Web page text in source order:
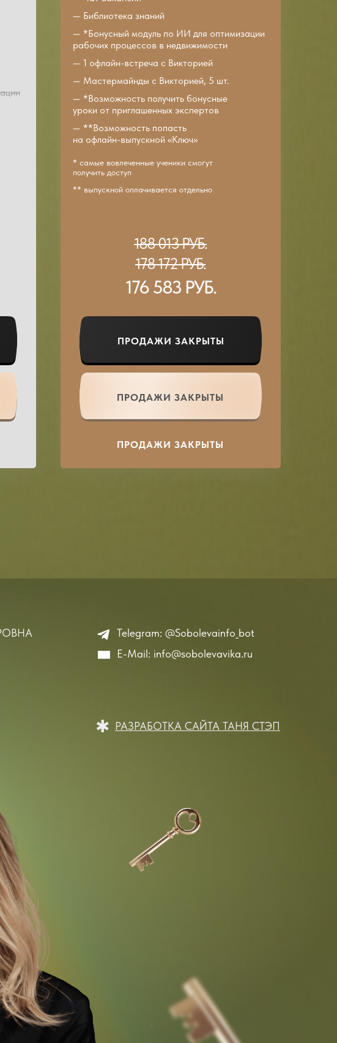
188 013 РУБ.
178 172 РУБ.
176 583 РУБ.
293 900 РУБ.
272 900 РУБ.
288 900 РУБ.
— Библиотека знаний
— **Возможность попасть
на офлайн-выпускной «Ключ»
— *Бонусный модуль по ИИ для оптимизации
рабочих процессов в недвижимости
— 1 офлайн-встреча с Викторией
— Мастермайнды с Викторией, 5 шт.
— *Возможность получить бонусные
уроки от приглашенных экспертов
* самые вовлеченные ученики смогут
получить доступ
** выпускной оплачивается отдельно
ПРОДАЖИ ЗАКРЫТЫ
ПРОДАЖИ ЗАКРЫТЫ
ПРОДАЖИ ЗАКРЫТЫ
РАЗРАБОТКА САЙТА ТАНЯ СТЭП
E-Mail: info@sobolevavika.ru
Telegram: @Sobolevainfo_bot
✱